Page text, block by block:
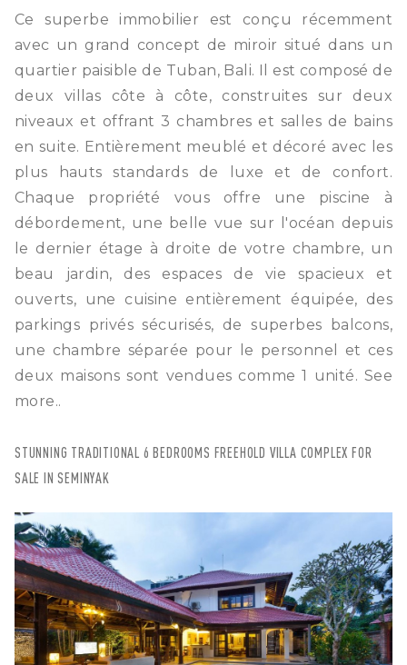
Ce superbe immobilier est conçu récemment
avec un grand concept de miroir situé dans un
quartier paisible de Tuban, Bali. Il est composé de
deux villas côte à côte, construites sur deux
niveaux et offrant 3 chambres et salles de bains
en suite. Entièrement meublé et décoré avec les
plus hauts standards de luxe et de confort.
Chaque propriété vous offre une piscine à
débordement, une belle vue sur l'océan depuis
le dernier étage à droite de votre chambre, un
beau jardin, des espaces de vie spacieux et
ouverts, une cuisine entièrement équipée, des
parkings privés sécurisés, de superbes balcons,
une chambre séparée pour le personnel et ces
deux maisons sont vendues comme 1 unité. See
more..
STUNNING TRADITIONAL 6 BEDROOMS FREEHOLD VILLA COMPLEX FOR
SALE IN SEMINYAK